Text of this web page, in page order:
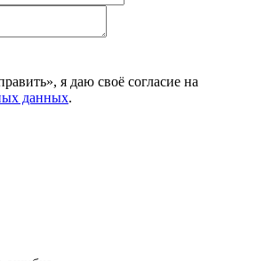
я даю своё согласие на
данных.